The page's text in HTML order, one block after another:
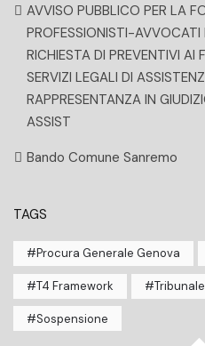
AVVISO PUBBLICO PER LA
PROFESSIONISTI-AVVOCATI
RICHIESTA DI PREVENTIVI AI
SERVIZI LEGALI DI
RAPPRESENTANZA IN
ASSIST
Bando Comune Sanremo
TAGS
Procura Generale Genova
T4 Framework
Sospensione